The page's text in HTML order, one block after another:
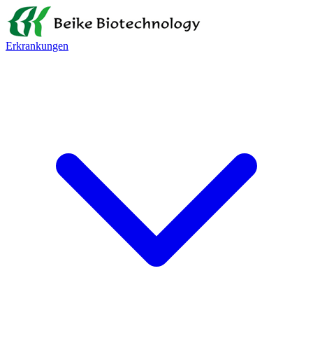
Erkrankungen